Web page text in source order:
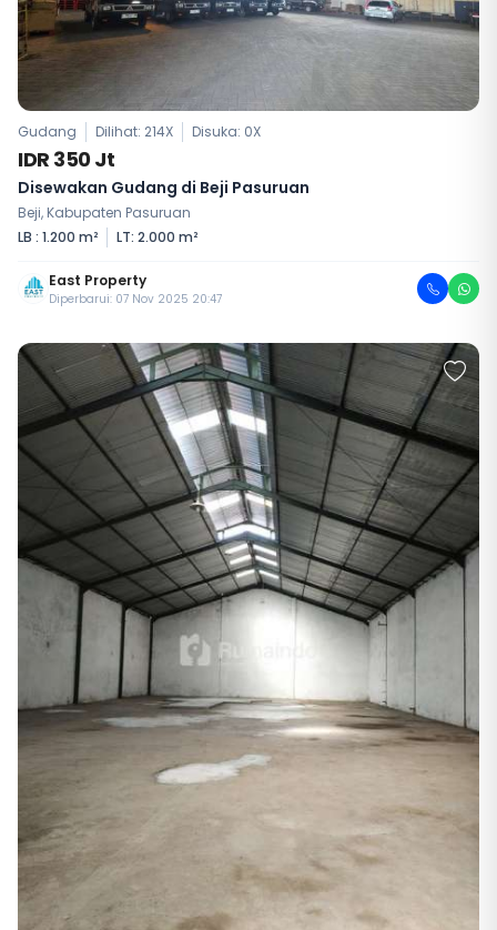
Gudang Dilihat: 214X Disuka: 0X
IDR 350 Jt
Disewakan Gudang di Beji Pasuruan
Beji, Kabupaten Pasuruan
LB : 1.200 m²
LT: 2.000 m²
East Property
Diperbarui: 07 Nov 2025 20:47